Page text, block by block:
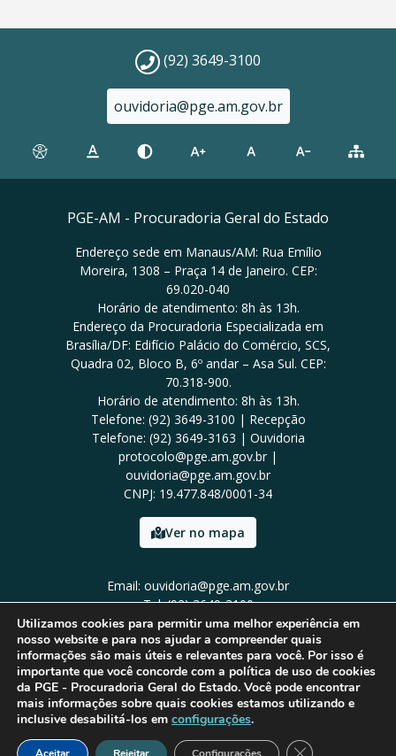
(92) 3649-3100
ouvidoria@pge.am.gov.br
PGE-AM - Procuradoria Geral do Estado
Endereço sede em Manaus/AM: Rua Emílio
Moreira, 1308 – Praça 14 de Janeiro. CEP:
69.020-040
Horário de atendimento: 8h às 13h.
Endereço da Procuradoria Especializada em
Brasília/DF: Edifício Palácio do Comércio, SCS,
Quadra 02, Bloco B, 6º andar – Asa Sul. CEP:
70.318-900.
Horário de atendimento: 8h às 13h.
Telefone: (92) 3649-3100 | Recepção
Telefone: (92) 3649-3163 | Ouvidoria
protocolo@pge.am.gov.br |
ouvidoria@pge.am.gov.br
CNPJ: 19.477.848/0001-34
Ver no mapa
Email: ouvidoria@pge.am.gov.br
Tel: (92) 3649-3100
Utilizamos cookies para permitir uma melhor experiência em
nosso website e para nos ajudar a compreender quais
informações são mais úteis e relevantes para você. Por isso é
importante que você concorde com a política de uso de cookies
da PGE - Procuradoria Geral do Estado. Você pode encontrar
mais informações sobre quais cookies estamos utilizando e
inclusive desabilitá-los em configurações.
Close GDPR